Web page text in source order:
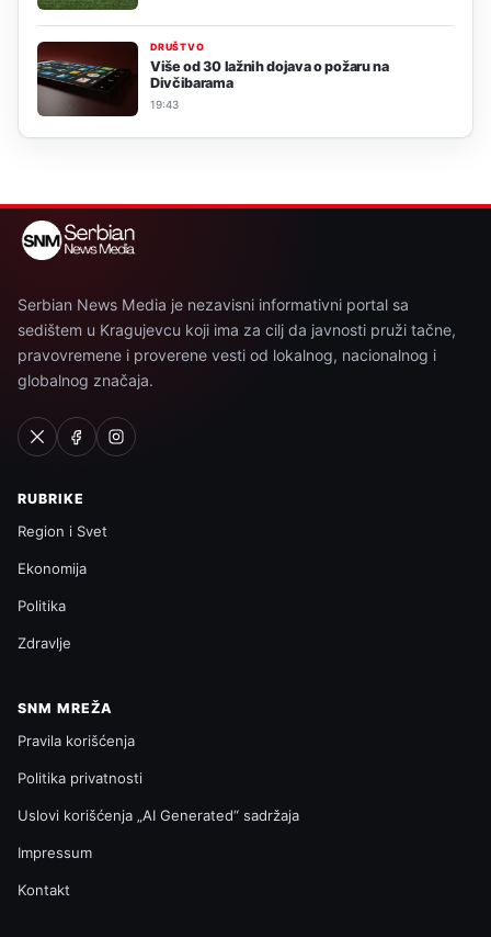
DRUŠTVO
Više od 30 lažnih dojava o požaru na
Divčibarama
19:43
Serbian News Media je nezavisni informativni portal sa
sedištem u Kragujevcu koji ima za cilj da javnosti pruži tačne,
pravovremene i proverene vesti od lokalnog, nacionalnog i
globalnog značaja.
RUBRIKE
Region i Svet
Ekonomija
Politika
Zdravlje
SNM MREŽA
Pravila korišćenja
Politika privatnosti
Uslovi korišćenja „AI Generated“ sadržaja
Impressum
Kontakt